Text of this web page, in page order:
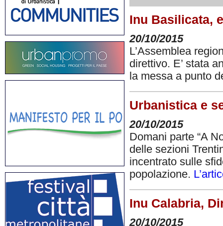
Inu Basilicata,
20/10/2015
L’Assemblea
direttivo. E’ stata
la messa a punto
Urbanistica e
20/10/2015
Domani parte “A
delle sezioni
incentrato sulle
popolazione.
Inu Calabria,
20/10/2015